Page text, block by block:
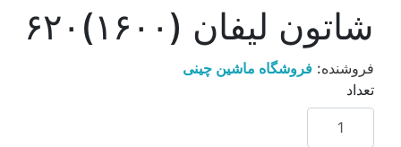
شاتون لیفان (۱۶۰۰)۶۲۰
فروشنده: فروشگاه ماشین چینی
تعداد